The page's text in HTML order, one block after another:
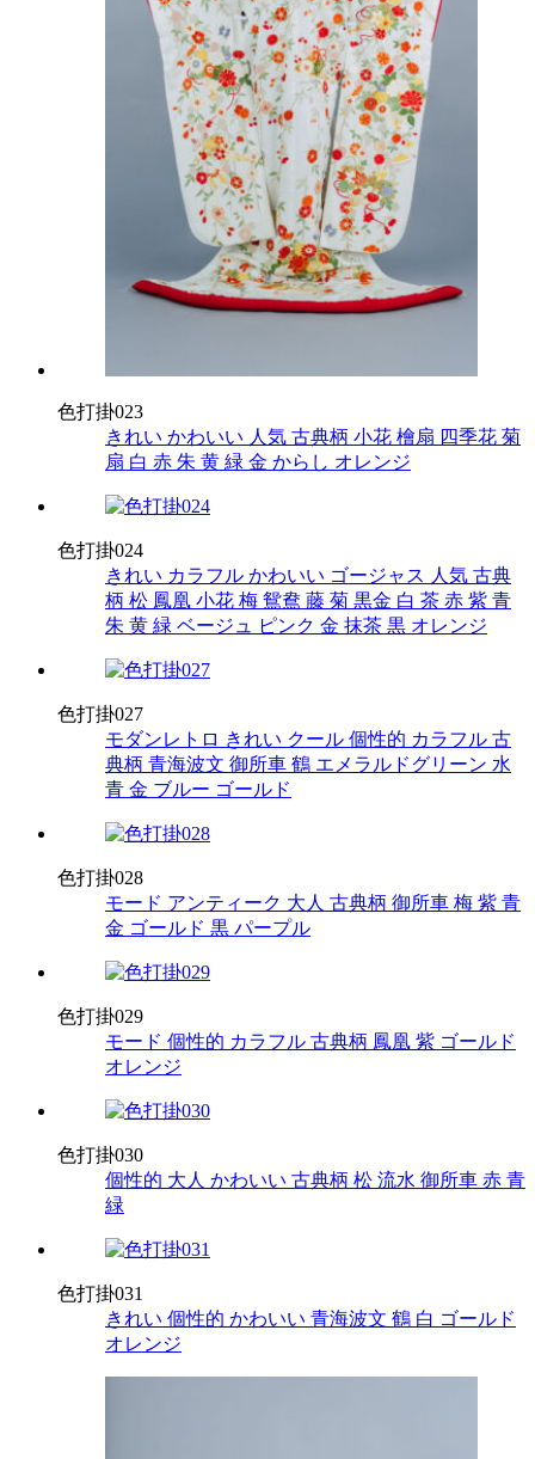
色打掛023
きれい かわいい 人気 古典柄 小花 檜扇 四季花 菊
扇 白 赤 朱 黄 緑 金 からし オレンジ
色打掛024
きれい カラフル かわいい ゴージャス 人気 古典
柄 松 鳳凰 小花 梅 鴛鴦 藤 菊 黒金 白 茶 赤 紫 青
朱 黄 緑 ベージュ ピンク 金 抹茶 黒 オレンジ
色打掛027
モダンレトロ きれい クール 個性的 カラフル 古
典柄 青海波文 御所車 鶴 エメラルドグリーン 水
青 金 ブルー ゴールド
色打掛028
モード アンティーク 大人 古典柄 御所車 梅 紫 青
金 ゴールド 黒 パープル
色打掛029
モード 個性的 カラフル 古典柄 鳳凰 紫 ゴールド
オレンジ
色打掛030
個性的 大人 かわいい 古典柄 松 流水 御所車 赤 青
緑
色打掛031
きれい 個性的 かわいい 青海波文 鶴 白 ゴールド
オレンジ